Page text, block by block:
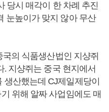
당시 매각이 한 차례 추진
눈높이가 맞지 않아 무산
의 식품생산법인 지샹쥐
. 지샹쥐는 중국 현지에서
산했는데 CJ제일제당이
위해 알짜 사업임에도 매